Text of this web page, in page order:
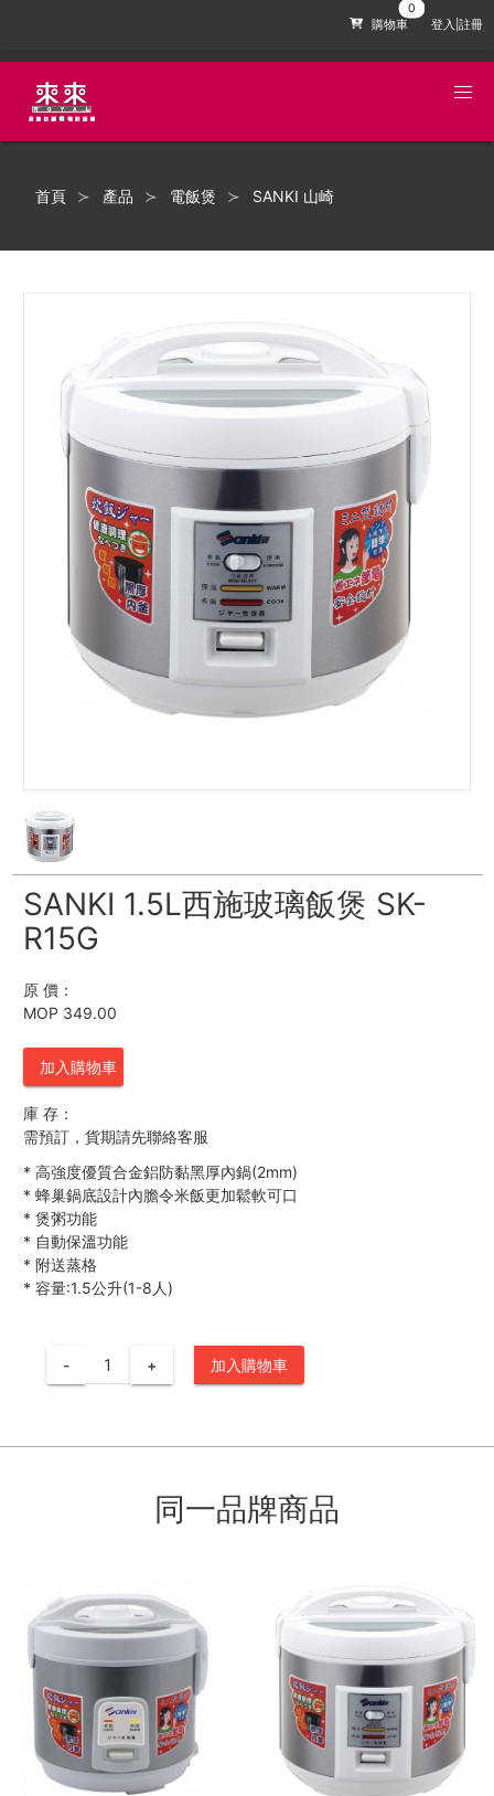
購物車 登入|註冊
首頁 產品 電飯煲 SANKI 山崎
SANKI 1.5L西施玻璃飯煲 SK-
R15G
原 價：
MOP 349.00
加入購物車
庫 存：
需預訂，貨期請先聯絡客服
* 高強度優質合金鋁防黏黑厚內鍋(2mm)
* 蜂巢鍋底設計內膽令米飯更加鬆軟可口
* 煲粥功能
* 自動保溫功能
* 附送蒸格
* 容量:1.5公升(1-8人)
- + 加入購物車
同一品牌商品